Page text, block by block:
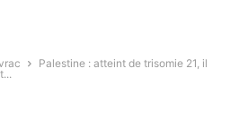
Palestine : atteint de trisomie 21, il